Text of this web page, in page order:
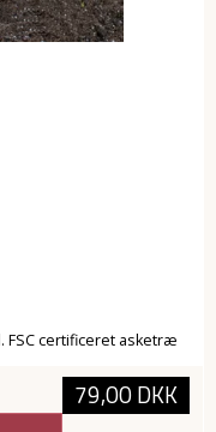
certificeret asketræ
79,00 DKK